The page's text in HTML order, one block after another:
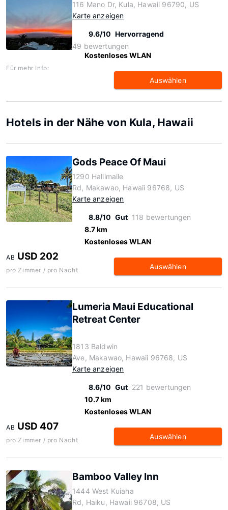
116 Mano Dr, Kula, Hawaii 96790, US
Karte anzeigen
9.6/10 Hervorragend
49 bewertungen
Kostenloses WLAN
Für mehr Info:
Auswählen
Hotels in der Nähe von Kula, Hawaii
Gods Peace Of Maui
1290 Haliimaile
Rd, Makawao, Hawaii 96768, US
Karte anzeigen
8.8/10 Gut 118 bewertungen
8.7 km
Kostenloses WLAN
AB USD 202
pro Zimmer / pro Nacht Auswählen
Lumeria Maui Educational
Retreat Center
1813 Baldwin
Ave, Makawao, Hawaii 96768, US
Karte anzeigen
8.6/10 Gut 221 bewertungen
10.7 km
Kostenloses WLAN
AB USD 407
pro Zimmer / pro Nacht Auswählen
Bamboo Valley Inn
1444 West Kuiaha
Rd, Haiku, Hawaii 96708, US